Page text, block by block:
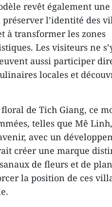
revêt également
l’identité des
à transformer les zones
Les visiteurs ne
aussi participer
locales et
de Tich Giang, ce
telles que Mê
avec un
créer une marque
de fleurs et de
la position de ces